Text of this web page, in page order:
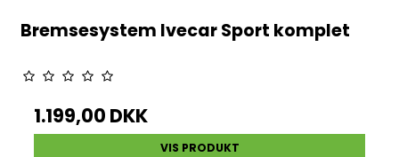
Bremsesystem Ivecar Sport komplet
1.199,00 DKK
VIS PRODUKT